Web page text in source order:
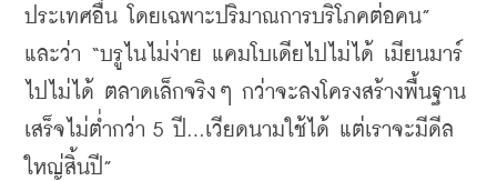
ประเทศอื่น โดยเฉพาะปริมาณการบริโภคต่อคน”
และว่า “บรูไนไม่ง่าย แคมโบเดียไปไม่ได้ เมียนมาร์
ไปไม่ได้ ตลาดเล็กจริงๆ กว่าจะลงโครงสร้างพื้นฐาน
เสร็จไม่ต่ำกว่า 5 ปี...เวียดนามใช้ได้ แต่เราจะมีดีล
ใหญ่สิ้นปี”